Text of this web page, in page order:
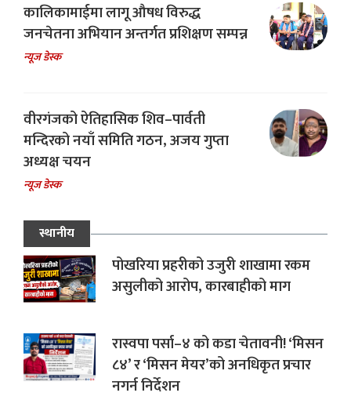
कालिकामाईमा लागू औषध विरुद्ध
जनचेतना अभियान अन्तर्गत प्रशिक्षण सम्पन्न
न्यूज डेस्क
वीरगंजको ऐतिहासिक शिव–पार्वती
मन्दिरको नयाँ समिति गठन, अजय गुप्ता
अध्यक्ष चयन
न्यूज डेस्क
स्थानीय
पोखरिया प्रहरीको उजुरी शाखामा रकम
असुलीको आरोप, कारबाहीको माग
रास्वपा पर्सा–४ को कडा चेतावनी! ‘मिसन
८४’ र ‘मिसन मेयर’को अनधिकृत प्रचार
नगर्न निर्देशन